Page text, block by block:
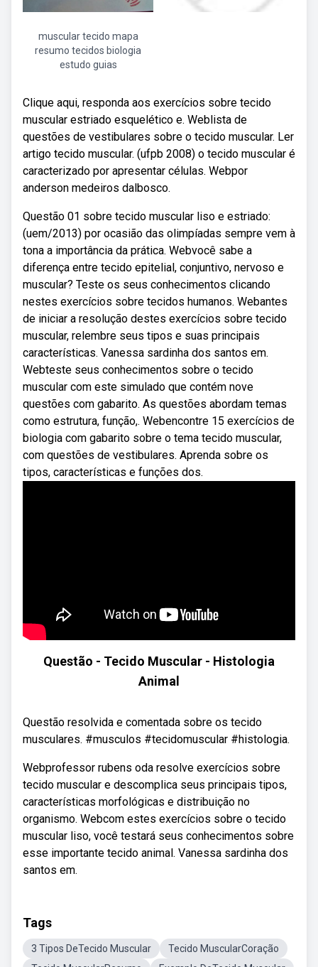
muscular tecido mapa
resumo tecidos biologia
estudo guias
Clique aqui, responda aos exercícios sobre tecido
muscular estriado esquelético e. Weblista de
questões de vestibulares sobre o tecido muscular. Ler
artigo tecido muscular. (ufpb 2008) o tecido muscular é
caracterizado por apresentar células. Webpor
anderson medeiros dalbosco.
Questão 01 sobre tecido muscular liso e estriado:
(uem/2013) por ocasião das olimpíadas sempre vem à
tona a importância da prática. Webvocê sabe a
diferença entre tecido epitelial, conjuntivo, nervoso e
muscular? Teste os seus conhecimentos clicando
nestes exercícios sobre tecidos humanos. Webantes
de iniciar a resolução destes exercícios sobre tecido
muscular, relembre seus tipos e suas principais
características. Vanessa sardinha dos santos em.
Webteste seus conhecimentos sobre o tecido
muscular com este simulado que contém nove
questões com gabarito. As questões abordam temas
como estrutura, função,. Webencontre 15 exercícios de
biologia com gabarito sobre o tema tecido muscular,
com questões de vestibulares. Aprenda sobre os
tipos, características e funções dos.
Questão - Tecido Muscular - Histologia
Animal
Questão resolvida e comentada sobre os tecido
musculares. #musculos #tecidomuscular #histologia.
Webprofessor rubens oda resolve exercícios sobre
tecido muscular e descomplica seus principais tipos,
características morfológicas e distribuição no
organismo. Webcom estes exercícios sobre o tecido
muscular liso, você testará seus conhecimentos sobre
esse importante tecido animal. Vanessa sardinha dos
santos em.
Tags
3 Tipos DeTecido Muscular
Tecido MuscularCoração